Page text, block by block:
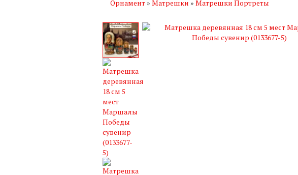
Орнамент » Матрешки » Матрешки Портреты